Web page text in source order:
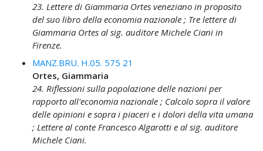
23. Lettere di Giammaria Ortes veneziano in proposito
del suo libro della economia nazionale ; Tre lettere di
Giammaria Ortes al sig. auditore Michele Ciani in
Firenze.
MANZ.BRU. H.05. 575 21
Ortes, Giammaria
24. Riflessioni sulla popolazione delle nazioni per
rapporto all'economia nazionale ; Calcolo sopra il valore
delle opinioni e sopra i piaceri e i dolori della vita umana
; Lettere al conte Francesco Algarotti e al sig. auditore
Michele Ciani.